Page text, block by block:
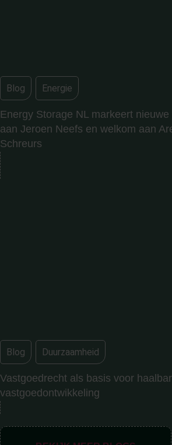
Blog Energie
Energy Storage NL markeert
aan Jeroen Neefs en welkom aan
Schreurs
Blog Duurzaamheid
Vastgoedrecht als basis voor
vastgoedontwikkeling